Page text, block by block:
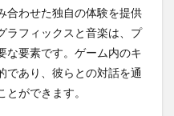
合わせた独自の体験を提供
ラフィックスと音楽は、プ
な要素です。ゲーム内のキ
であり、彼らとの対話を通
ができます。